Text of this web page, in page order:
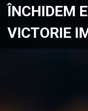
ÎNCHIDEM
VICTORIE